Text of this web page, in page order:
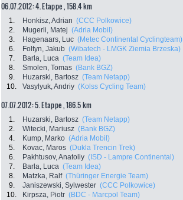
06.07.2012: 4. Etappe , 158.4 km
1. Honkisz, Adrian (CCC Polkowice)
2.
Mugerli, Matej (Adria Mobil)
3.
Hagenaars, Luc (Metec Continental Cyclingteam)
6.
Foltyn, Jakub (Wibatech - LMGK Ziemia Brzeska)
7.
Barla, Luca (Team Idea)
8.
Smolen, Tomas (Bank BGZ)
9.
Huzarski, Bartosz (Team Netapp)
10.
Vasylyuk, Andriy (Kolss Cycling Team)
07.07.2012: 5. Etappe , 186.5 km
1. Huzarski, Bartosz (Team Netapp)
2.
Witecki, Mariusz (Bank BGZ)
4.
Kump, Marko (Adria Mobil)
5.
Kovac, Maros (Dukla Trencin Trek)
6.
Pakhtusov, Anatoliy (ISD - Lampre Continental)
7.
Barla, Luca (Team Idea)
8.
Matzka, Ralf (Thüringer Energie Team)
9.
Janiszewski, Sylwester (CCC Polkowice)
10.
Kirpsza, Piotr (BDC - Marcpol Team)